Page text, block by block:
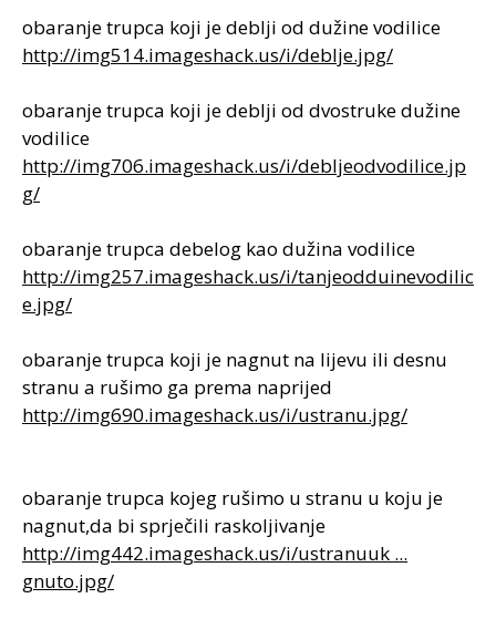
a
obaranje trupca koji je deblji od dužine vodilice
http://img514.imageshack.us/i/deblje.jpg/
obaranje trupca koji je deblji od dvostruke dužine
vodilice
http://img706.imageshack.us/i/debljeodvodilice.jp
g/
obaranje trupca debelog kao dužina vodilice
http://img257.imageshack.us/i/tanjeodduinevodilic
e.jpg/
obaranje trupca koji je nagnut na lijevu ili desnu
stranu a rušimo ga prema naprijed
http://img690.imageshack.us/i/ustranu.jpg/
obaranje trupca kojeg rušimo u stranu u koju je
nagnut,da bi sprječili raskoljivanje
http://img442.imageshack.us/i/ustranuuk ...
gnuto.jpg/